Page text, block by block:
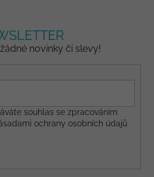
novinky či slevy!
souhlas se zpracováním
ochrany osobních údajů